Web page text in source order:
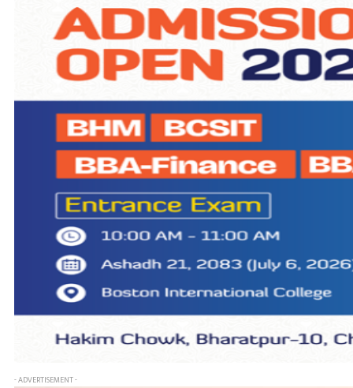
- ADVERTISEMENT -